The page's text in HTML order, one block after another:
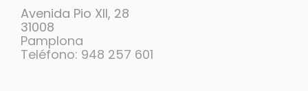
Avenida Pio XII, 28
31008
Pamplona
Teléfono: 948 257 601